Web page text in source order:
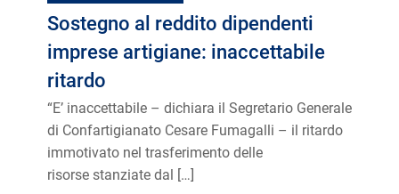
Sostegno al reddito dipendenti
imprese artigiane: inaccettabile
ritardo
“E’ inaccettabile – dichiara il Segretario Generale
di Confartigianato Cesare Fumagalli – il ritardo
immotivato nel trasferimento delle
risorse stanziate dal […]